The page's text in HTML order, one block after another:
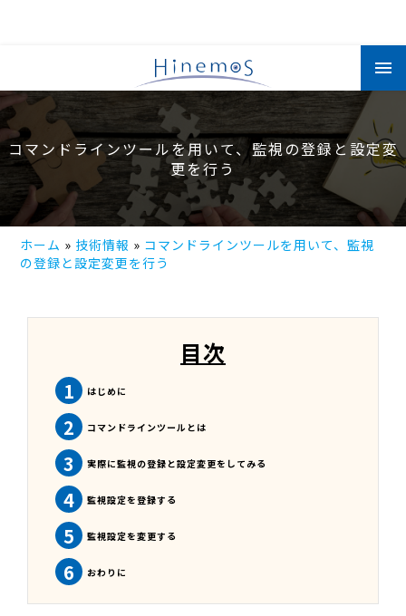
コ
ン
テ
コマンドラインツールを用いて、監視の登録と設定変
更を行う
ホーム 技術情報
コマンドラインツールを用いて、監視
の登録と設定変更を行う
目次
1 はじめに
2 コマンドラインツールとは
3 実際に監視の登録と設定変更をしてみる
4 監視設定を登録する
5 監視設定を変更する
6 おわりに